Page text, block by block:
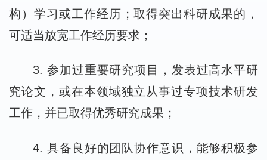
构）学习或工作经历；取得突出科研成果的，
可适当放宽工作经历要求；
3. 参加过重要研究项目，发表过高水平研
究论文，或在本领域独立从事过专项技术研发
工作，并已取得优秀研究成果；
4. 具备良好的团队协作意识，能够积极参